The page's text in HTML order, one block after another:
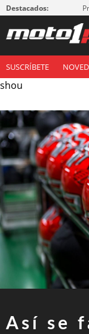
Destacados:
SUSCRÍBETE
shou
Así se